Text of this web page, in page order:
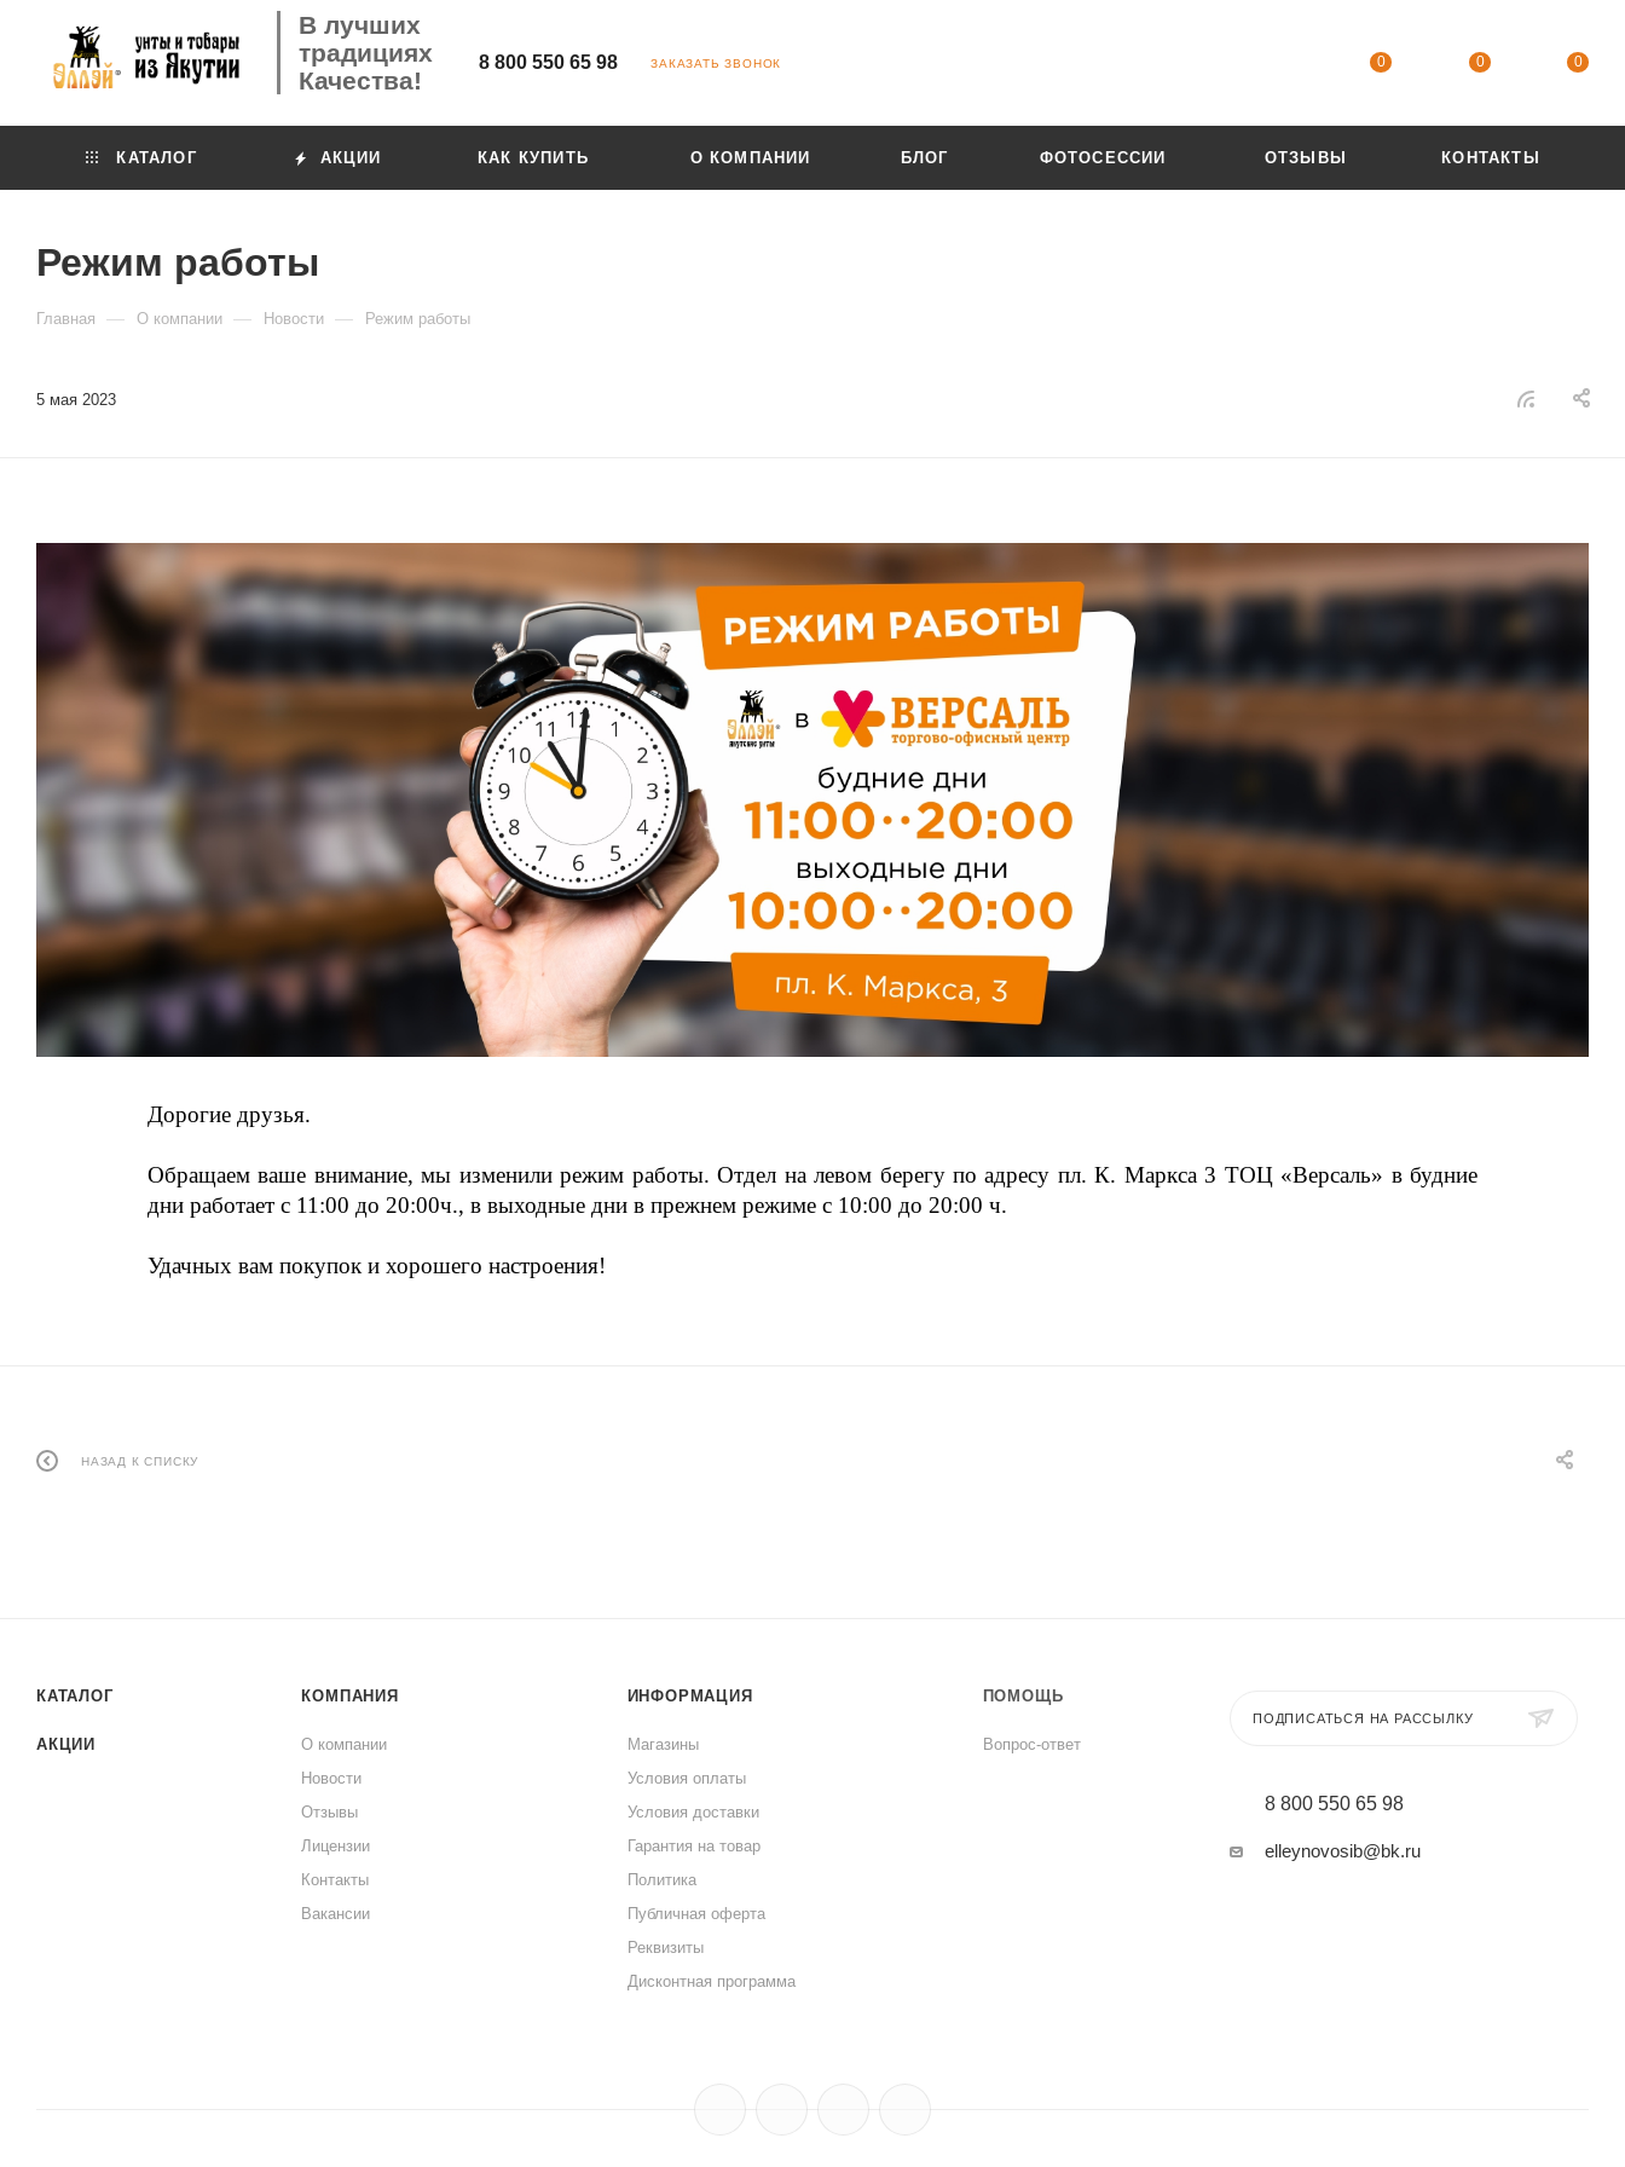
В лучших
традициях
Качества!
8 800 550 65 98 ЗАКАЗАТЬ ЗВОНОК 0 0 0
КАТАЛОГ АКЦИИ КАК КУПИТЬ О КОМПАНИИ БЛОГ ФОТОСЕССИИ ОТЗЫВЫ КОНТАКТЫ
Режим работы
Главная — О компании — Новости — Режим работы
5 мая 2023
Дорогие друзья.
Обращаем ваше внимание, мы изменили режим работы. Отдел на левом берегу по адресу пл. К. Маркса 3 ТОЦ «Версаль» в будние
дни работает с 11:00 до 20:00ч., в выходные дни в прежнем режиме с 10:00 до 20:00 ч.
Удачных вам покупок и хорошего настроения!
НАЗАД К СПИСКУ
КАТАЛОГ
АКЦИИ
КОМПАНИЯ
О компании
Новости
Отзывы
Лицензии
Контакты
Вакансии
ИНФОРМАЦИЯ
Магазины
Условия оплаты
Условия доставки
Гарантия на товар
Политика
Публичная оферта
Реквизиты
Дисконтная программа
ПОМОЩЬ
Вопрос-ответ
ПОДПИСАТЬСЯ НА РАССЫЛКУ
8 800 550 65 98
elleynovosib@bk.ru